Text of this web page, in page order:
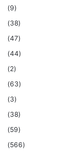
(9)
(38)
(47)
(44)
(2)
(63)
(3)
(38)
(59)
(566)